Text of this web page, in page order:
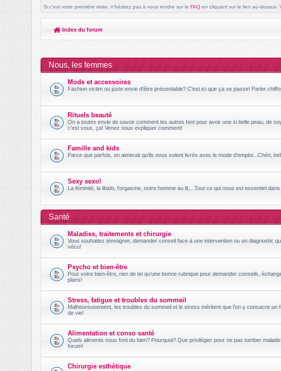
Si c'est votre première visite, n'hésitez pas à vous rendre sur le FAQ en cliquant sur le lien au-dessus.
Index du forum
Nous, les femmes
Mode et accessoires
Fashion victim ou juste envie d'être présentable? C'est ici que ça se passe! Parler
Rituels beauté
On a toutes envie de savoir comment les autres font pour avoir une si belle peau, de
c'est vous, ça! Venez nous expliquer comment!
Famille and kids
Parce que parfois, on aimerait qu'ils nous soient livrés avec le mode d'emploi...Chéri,
Sexy sexo!
La féminité, la libido, l'orgasme, notre homme au lit,...Tout ce qui nous est essentiel
Santé
Maladies, traitements et chirurgie
Vous souhaitez témoigner, demander conseil face à une intervention ou un diagnostic
vécu!
Psycho et bien-être
Pour votre bien-être, rien de tel qu'une bonne rubrique pour demander conseils,
plans!
Stress, fatigue et troubles du sommeil
Malheureusement, les troubles du sommeil et le stress méritent que l'on y consacre un
de vie!
Alimentation et conso santé
Quels aliments nous font du bien? Pourquoi? Que privilégier pour ne pas tomber
forum!
Chirurgie esthétique